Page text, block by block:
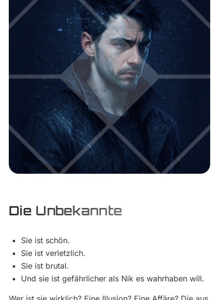
Die Unbekannte
Sie ist schön.
Sie ist verletzlich.
Sie ist brutal.
Und sie ist gefährlicher als Nik es wahrhaben will.